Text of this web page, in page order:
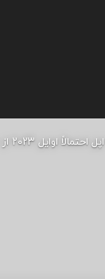
اپل احتمالاً اوایل ۲۰۲۳ از مانیتور ۲۷ اینچی خود رونمایی خواهد کرد